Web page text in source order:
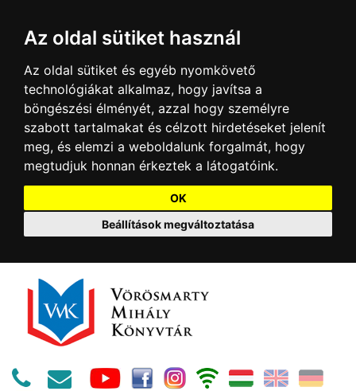
Az oldal sütiket használ
Az oldal sütiket és egyéb nyomkövető
technológiákat alkalmaz, hogy javítsa a
böngészési élményét, azzal hogy személyre
szabott tartalmakat és célzott hirdetéseket jelenít
meg, és elemzi a weboldalunk forgalmát, hogy
megtudjuk honnan érkeztek a látogatóink.
OK
Beállítások megváltoztatása